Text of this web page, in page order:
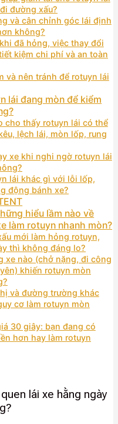
đường xấu?
và cân chỉnh góc lái định
không?
đã hỏng, việc thay đổi
kiệm chi phí và an toàn
và nên tránh để rotuyn lái
lái đang mòn để kiểm
cho thấy rotuyn lái có thể
lệch lái, mòn lốp, rung
xe khi nghi ngờ rotuyn lái
lái khác gì với lỗi lốp,
động bánh xe?
hiểu lầm nào về
làm rotuyn nhanh mòn?
mới làm hỏng rotuyn,
thì không đáng lo?
xe nào (chở nặng, đi công
khiến rotuyn mòn
và đường trường khác
cơ làm rotuyn mòn
30 giây: bạn đang có
hơn hay làm rotuyn
lái xe hằng ngày